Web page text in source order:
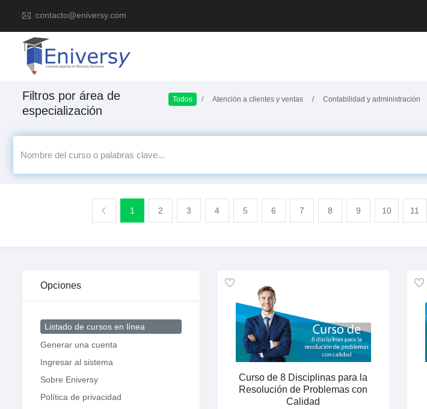
contacto@eniversy.com
Filtros por área de
especialización
Todos Atención a clientes y ventas Contabilidad y administración
1 2 3 4 5 6 7 8 9 10 11
Opciones
Listado de cursos en línea
Generar una cuenta
Ingresar al sistema
Sobre Eniversy
Política de privacidad
Curso de 8 Disciplinas para la
Resolución de Problemas con
Calidad